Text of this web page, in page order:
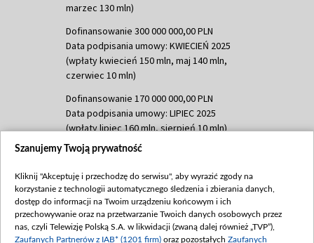
marzec 130 mln)
Dofinansowanie 300 000 000,00 PLN
Data podpisania umowy: KWIECIEŃ 2025
(wpłaty kwiecień 150 mln, maj 140 mln,
czerwiec 10 mln)
Dofinansowanie 170 000 000,00 PLN
Data podpisania umowy: LIPIEC 2025
(wpłaty lipiec 160 mln, sierpień 10 mln)
Dofinansowanie 60 000 000,00 PLN
(wpłata wrzesień 60 mln)
Dofinansowanie 635 783 051,21 PLN
Data podpisania umowy: WRZESIEŃ 2025
(wpłata wrzesień 100 mln, październik 350
Szanujemy Twoją prywatność
Kliknij "Akceptuję i przechodzę do serwisu", aby wyrazić zgody na
korzystanie z technologii automatycznego śledzenia i zbierania danych,
dostęp do informacji na Twoim urządzeniu końcowym i ich
przechowywanie oraz na przetwarzanie Twoich danych osobowych przez
nas, czyli Telewizję Polską S.A. w likwidacji (zwaną dalej również „TVP”),
Zaufanych Partnerów z IAB* (1201 firm) oraz pozostałych Zaufanych